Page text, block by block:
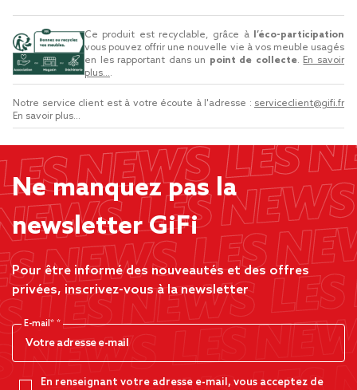
Ce produit est recyclable, grâce à
l’éco-participation
vous pouvez offrir une nouvelle vie à vos meuble usagés
en les rapportant dans un point de collecte. En savoir
plus....
Notre service client est à votre écoute à l'adresse : serviceclient@gifi.fr
En savoir plus...
Ne manquez pas la
newsletter GiFi
Pour être informé des nouveautés et des offres
privées, inscrivez-vous à la newsletter
E-mail*
En renseignant votre adresse e-mail, vous acceptez de